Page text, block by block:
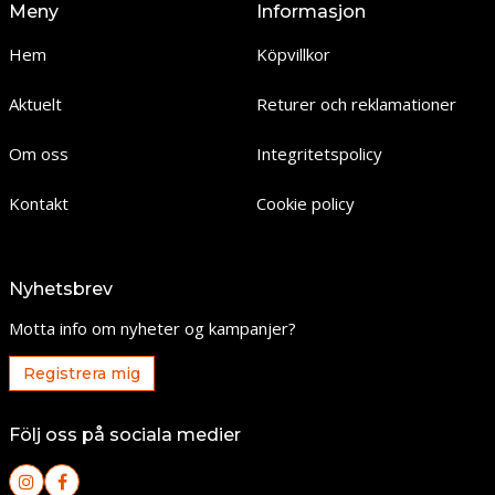
Meny
Hem
Aktuelt
Om oss
Kontakt
Informasjon
Köpvillkor
Returer och reklamationer
Integritetspolicy
Cookie policy
Nyhetsbrev
Motta info om nyheter og kampanjer?
Registrera mig
Följ oss på sociala medier